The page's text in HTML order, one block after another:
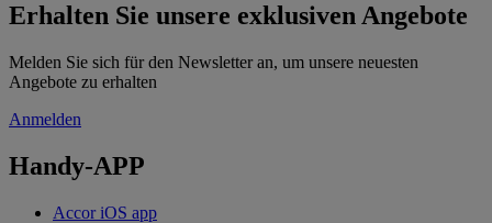
Erhalten Sie unsere exklusiven Angebote
Melden Sie sich für den Newsletter an, um unsere neuesten
Angebote zu erhalten
Anmelden
Handy-APP
Accor iOS app